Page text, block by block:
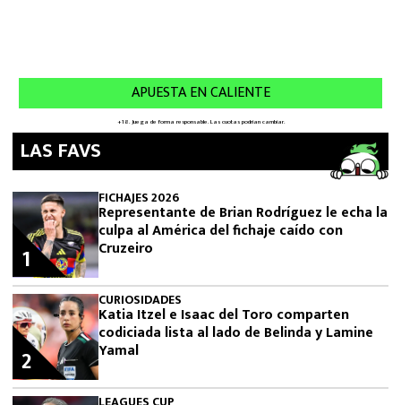
LAS FAVS
FICHAJES 2026
Representante de Brian Rodríguez le echa la
culpa al América del fichaje caído con
Cruzeiro
1
CURIOSIDADES
Katia Itzel e Isaac del Toro comparten
codiciada lista al lado de Belinda y Lamine
Yamal
2